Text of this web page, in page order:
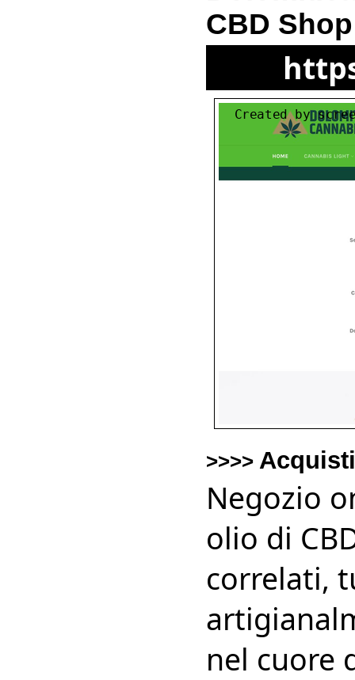
CBD
>>>>
Negozio
olio di
correlati,
nel cuore